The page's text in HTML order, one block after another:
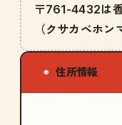
〒761-4432は
（クサカベホン
◉ 住所情報